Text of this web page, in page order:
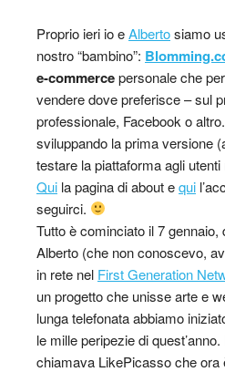
Proprio ieri io eAlbertosiamo
nostro “bambino”:
e-commercepersonale che
vendere dove preferisce – sul
professionale, Facebook o
sviluppando la prima versione
testare la piattaforma agli
Qui la pagina di about equi
seguirci.
Tutto è cominciato il 7 gennaio,
Alberto (che non conoscevo,
in rete nel First Generation
un progetto che unisse arte e
lunga telefonata abbiamo
le mille peripezie di
chiamava LikePicasso che ora